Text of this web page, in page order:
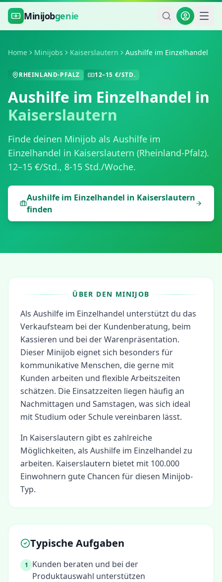
Zum Hauptinhalt springen
Minijobgenie
Home Minijobs Kaiserslautern Aushilfe im Einzelhandel
RHEINLAND-PFALZ 12–15 €/STD.
Aushilfe im Einzelhandel in
Kaiserslautern
Finde deinen Minijob als Aushilfe im
Einzelhandel in Kaiserslautern (Rheinland-Pfalz).
12–15 €/Std., 8-15 Std./Woche.
Aushilfe im Einzelhandel in Kaiserslautern
finden
ÜBER DEN MINIJOB
Als Aushilfe im Einzelhandel unterstützt du das
Verkaufsteam bei der Kundenberatung, beim
Kassieren und bei der Warenpräsentation.
Dieser Minijob eignet sich besonders für
kommunikative Menschen, die gerne mit
Kunden arbeiten und flexible Arbeitszeiten
schätzen. Die Einsatzzeiten liegen häufig an
Nachmittagen und Samstagen, was sich ideal
mit Studium oder Schule vereinbaren lässt.
In Kaiserslautern gibt es zahlreiche
Möglichkeiten, als Aushilfe im Einzelhandel zu
arbeiten. Kaiserslautern bietet mit 100.000
Einwohnern gute Chancen für diesen Minijob-
Typ.
Typische Aufgaben
1
Kunden beraten und bei der
Produktauswahl unterstützen